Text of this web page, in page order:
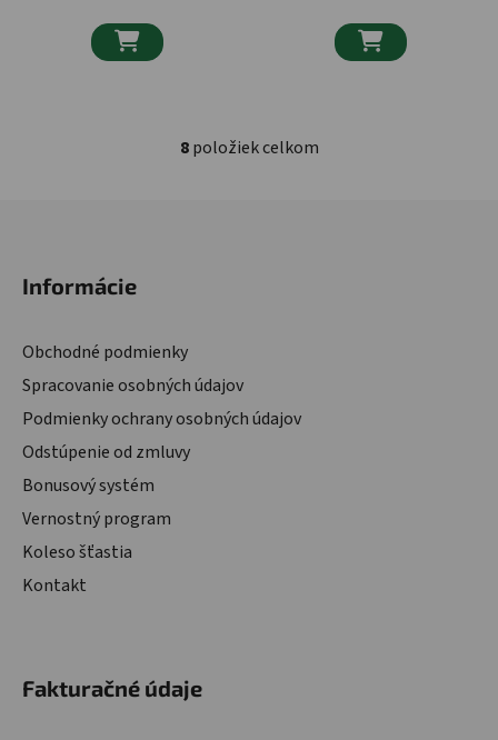
 
Ovládacie prvky výpisu
8položiek celkom
Informácie
Obchodné podmienky
Spracovanie osobných údajov
Podmienky ochrany osobných údajov
Odstúpenie od zmluvy
Bonusový systém
Vernostný program
Koleso šťastia
Kontakt
Fakturačné údaje